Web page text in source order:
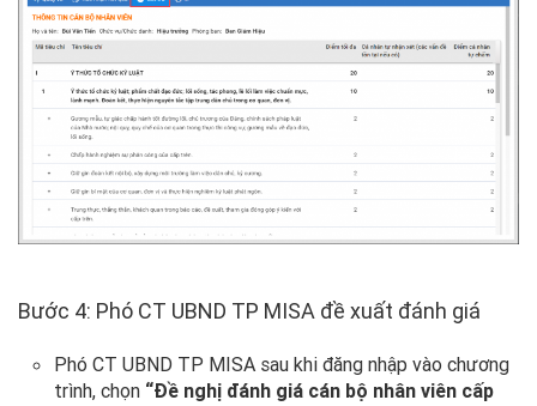
Bước 4: Phó CT UBND TP MISA đề xuất đánh giá
Phó CT UBND TP MISA sau khi đăng nhập vào chương
trình, chọn “Đề nghị đánh giá cán bộ nhân viên cấp